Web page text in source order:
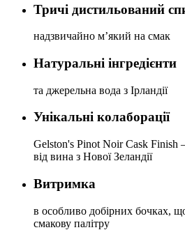
Тричі дистильований
надзвичайно м’який на смак
Натуральні інгредієнти
та джерельна вода з Ірландії
Унікальні колаборації
Gelston's Pinot Noir Cask
від вина з Нової Зеландії
Витримка
в особливо добірних бочках,
смакову палітру